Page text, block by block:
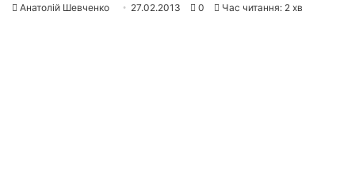
Анатолій Шевченко 27.02.2013 0 Час читання: 2 хв